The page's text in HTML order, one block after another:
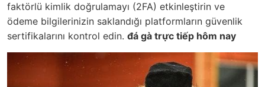
faktörlü kimlik doğrulamayı (2FA) etkinleştirin ve
ödeme bilgilerinizin saklandığı platformların güvenlik
sertifikalarını kontrol edin. đá gà trực tiếp hôm nay